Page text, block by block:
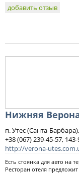
добавить отзыв
Нижняя
п. Утес (Санта-
+38 (067) 239-45-57,
http://verona-
Есть стоянка для авто на
Ресторан отеля